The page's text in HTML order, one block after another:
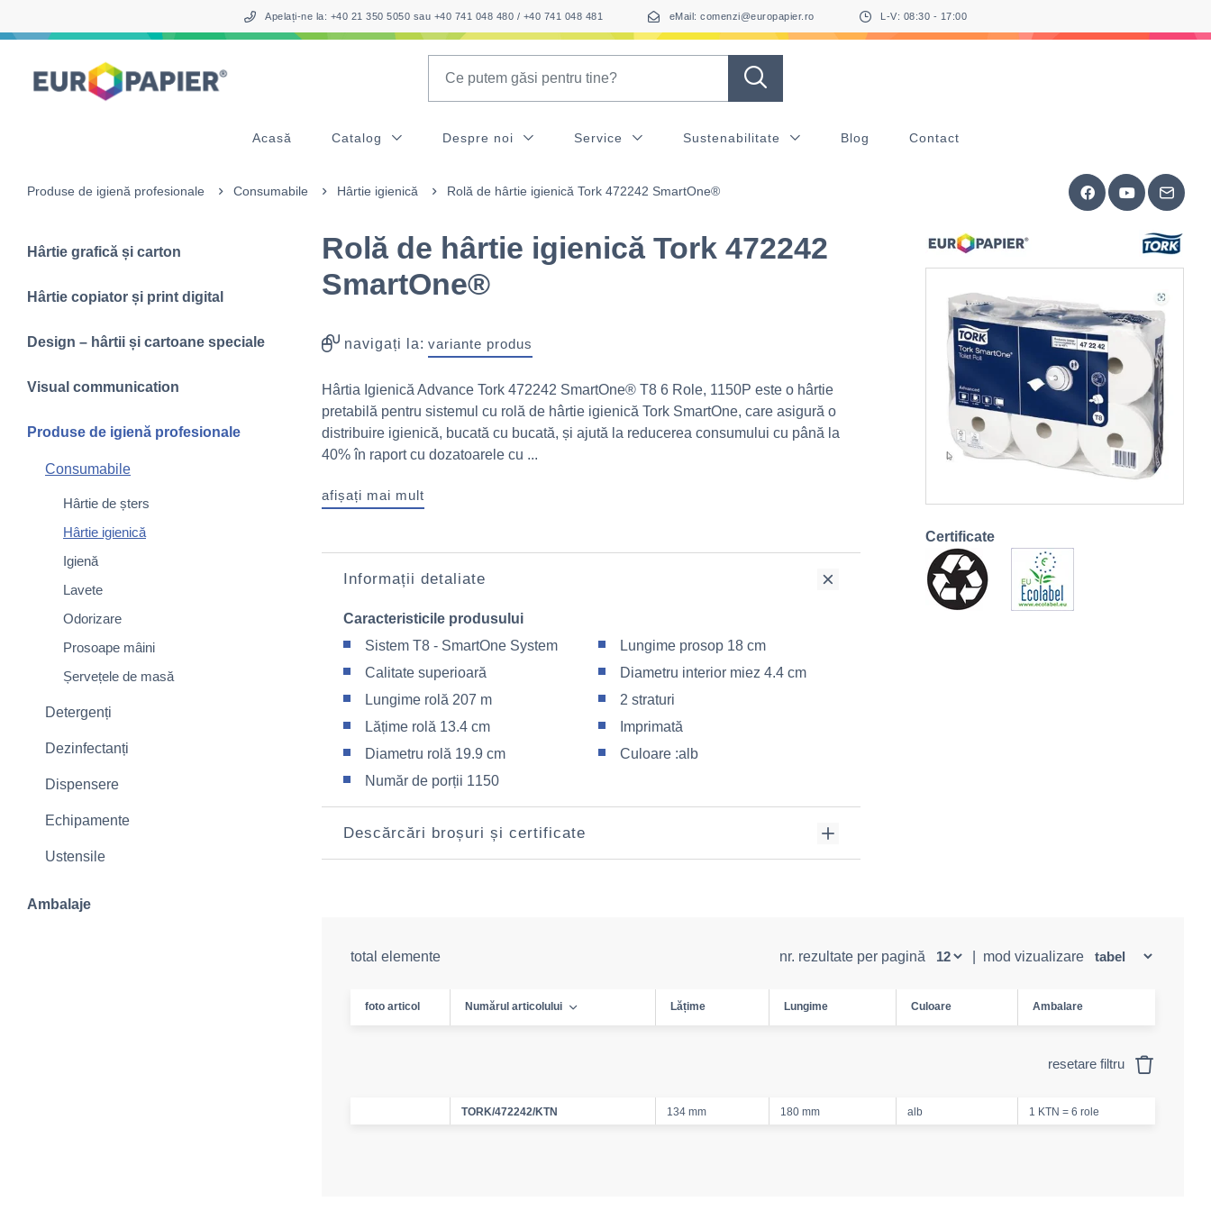
Apelați-ne la: +40 21 350 5050 sau +40 741 048 480 / +40 741 048 481 eMail: comenzi@europapier.ro L-V: 08:30 - 17:00
Acasă Catalog Despre noi Service Sustenabilitate Blog Contact
Produse de igienă profesionale Consumabile Hârtie igienică Rolă de hârtie igienică Tork 472242 SmartOne®
Hârtie grafică și carton
Hârtie copiator și print digital
Design – hârtii și cartoane speciale
Visual communication
Produse de igienă profesionale
Consumabile
Hârtie de șters
Hârtie igienică
Igienă
Lavete
Odorizare
Prosoape mâini
Șervețele de masă
Detergenți
Dezinfectanți
Dispensere
Echipamente
Ustensile
Ambalaje
Rolă de hârtie igienică Tork 472242
SmartOne®
navigați la: variante produs
Hârtia Igienică Advance Tork 472242 SmartOne® T8 6 Role, 1150P este o hârtie
pretabilă pentru sistemul cu rolă de hârtie igienică Tork SmartOne, care asigură o
distribuire igienică, bucată cu bucată, și ajută la reducerea consumului cu până la
40% în raport cu dozatoarele cu ...
afișați mai mult
Informații detaliate
Caracteristicile produsului
Sistem T8 - SmartOne System
Calitate superioară
Lungime rolă 207 m
Lățime rolă 13.4 cm
Diametru rolă 19.9 cm
Număr de porții 1150
Lungime prosop 18 cm
Diametru interior miez 4.4 cm
2 straturi
Imprimată
Culoare :alb
Descărcări broșuri și certificate
Certificate
total elemente nr. rezultate per pagină mod vizualizare
foto articol Numărul articolului Lățime Lungime Culoare Ambalare
resetare filtru
TORK/472242/KTN 134 mm 180 mm alb 1 KTN = 6 role